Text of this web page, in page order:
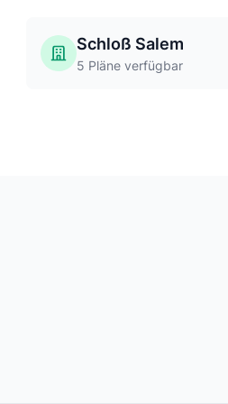
Schloß Salem
5 Pläne verfügbar